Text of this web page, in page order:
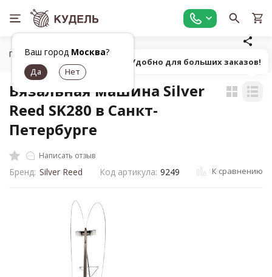
Ваш город Москва?
Главная Оборудование
Вязальная машина Silver
Reed SK280 в Санкт-
Петербурге
Написать отзыв
Бренд: Silver Reed Код артикула: 9249 К сравнению
Попробуй! Удобно для больших заказов!